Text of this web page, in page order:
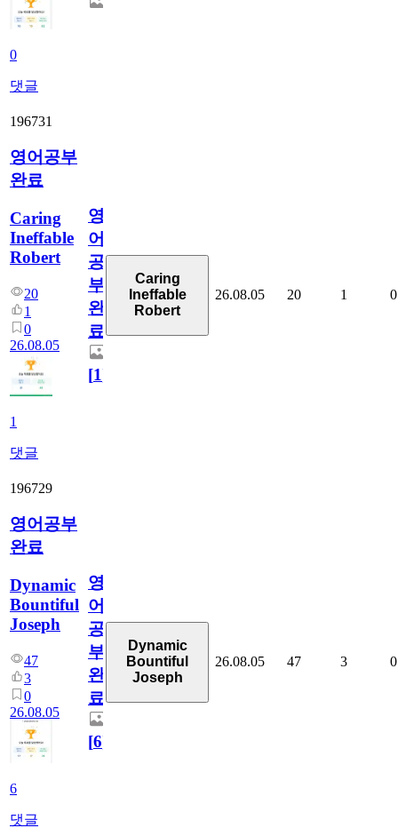
0
댓글
196731
영어공부
완료
Caring
Ineffable
Robert
20
1
0
26.08.05
1
댓글
영
어
공
부
완
료
[1]
Caring
Ineffable
Robert
26.08.05 20 1 0
196729
영어공부
완료
Dynamic
Bountiful
Joseph
47
3
0
26.08.05
6
댓글
영
어
공
부
완
료
[6]
Dynamic
Bountiful
Joseph
26.08.05 47 3 0